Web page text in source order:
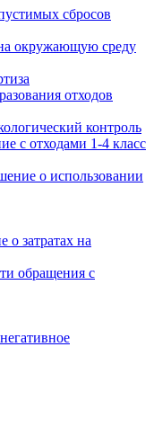
сбросов
окружающую среду
отходов
контроль
с отходами 1-4 класс
о использовании
затратах на
обращения с